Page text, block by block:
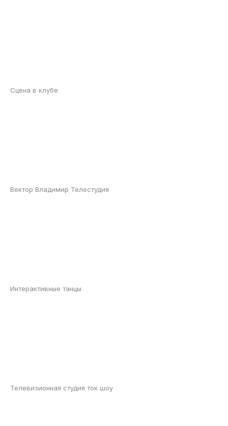
Сцена в клубе
Вектор Владимир Телестудия
Интерактивные танцы
Телевизионная студия ток шоу